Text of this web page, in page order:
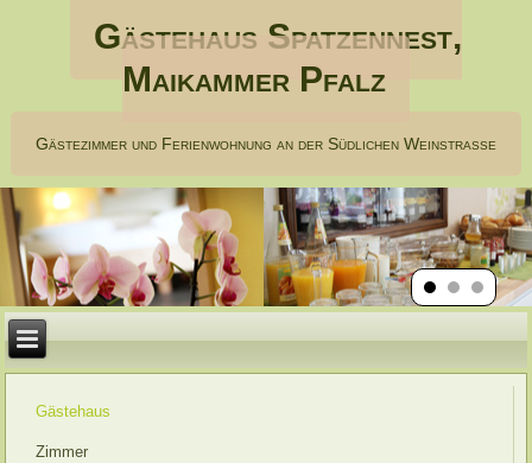
Gästehaus Spatzennest,
Maikammer Pfalz
Gästezimmer und Ferienwohnung an der Südlichen Weinstraße
Gästehaus
Zimmer